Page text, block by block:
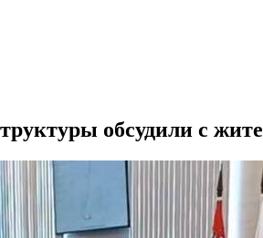
обсудили с